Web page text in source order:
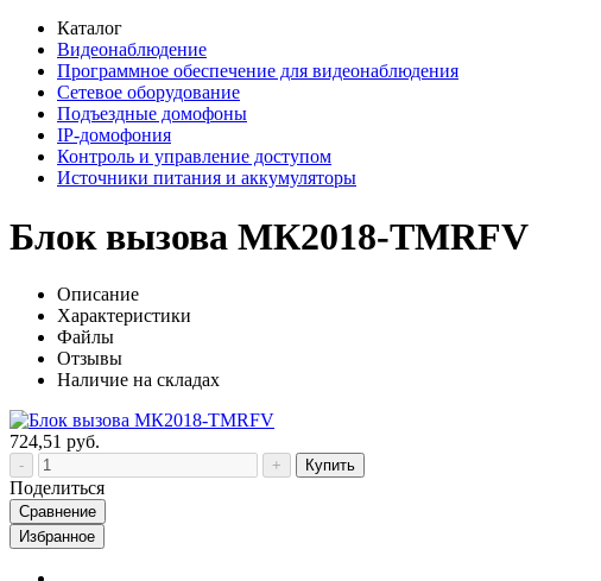
Каталог
Видеонаблюдение
Программное обеспечение для видеонаблюдения
Сетевое оборудование
Подъездные домофоны
IP-домофония
Контроль и управление доступом
Источники питания и аккумуляторы
Блок вызова MК2018-TMRFV
Описание
Характеристики
Файлы
Отзывы
Наличие на складах
724,51 руб.
Купить
Поделиться
Сравнение
Избранное